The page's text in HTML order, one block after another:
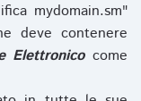
mydomain.sm"
deve contenere
Elettronicocome